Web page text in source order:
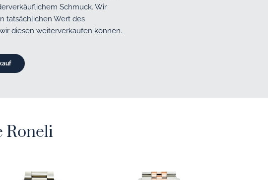
Schmuck. Wir
tatsächlichen Wert des
diesen weiterverkaufen können.
Roneli